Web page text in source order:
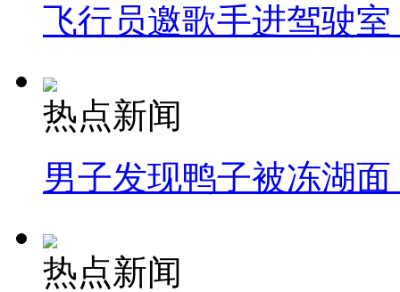
飞行员邀歌手进驾驶
热点新闻
男子发现鸭子被冻湖
热点新闻